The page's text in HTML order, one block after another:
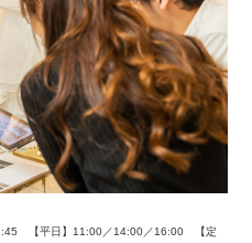
更を承ることができません
場合がございます
【平日】11:00／14:00／16:00 【定